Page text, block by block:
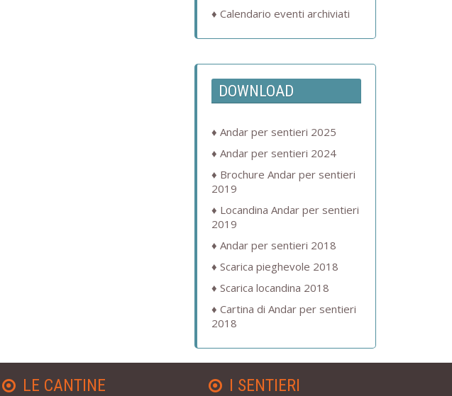
Calendario eventi archiviati
DOWNLOAD
Andar per sentieri 2025
Andar per sentieri 2024
Brochure Andar per sentieri
2019
Locandina Andar per sentieri
2019
Andar per sentieri 2018
Scarica pieghevole 2018
Scarica locandina 2018
Cartina di Andar per sentieri
2018
LE CANTINE I SENTIERI